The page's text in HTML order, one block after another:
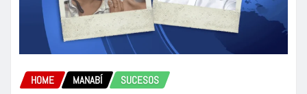
HOME MANABÍ SUCESOS